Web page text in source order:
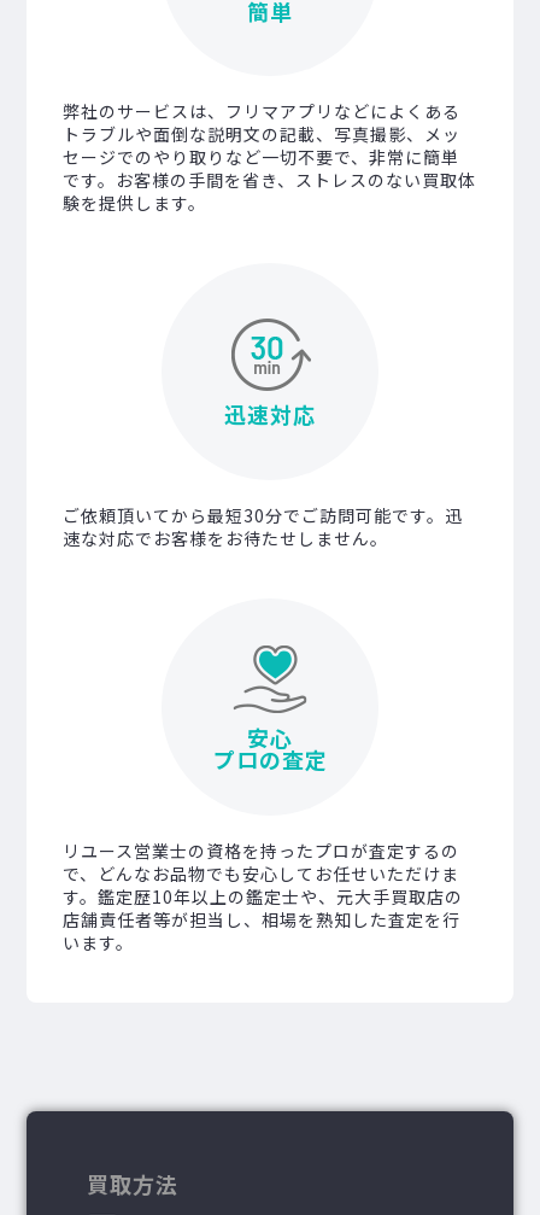
買取方法
簡単
弊社のサービスは、フリマアプリなどによくある
トラブルや面倒な説明文の記載、写真撮影、メッ
セージでのやり取りなど一切不要で、非常に簡単
です。お客様の手間を省き、ストレスのない買取体
験を提供します。
迅速対応
ご依頼頂いてから最短30分でご訪問可能です。迅
速な対応でお客様をお待たせしません。
安心
プロの査定
リユース営業士の資格を持ったプロが査定するの
で、どんなお品物でも安心してお任せいただけま
す。鑑定歴10年以上の鑑定士や、元大手買取店の
店舗責任者等が担当し、相場を熟知した査定を行
います。